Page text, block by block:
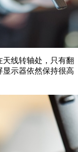
线转轴处，只有翻
示器依然保持很高